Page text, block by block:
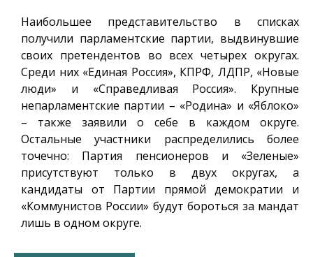
Наибольшее представительство в списках
получили парламентские партии, выдвинувшие
своих претендентов во всех четырех округах.
Среди них «Единая Россия», КПРФ, ЛДПР, «Новые
люди» и «Справедливая Россия». Крупные
непарламентские партии – «Родина» и «Яблоко»
– также заявили о себе в каждом округе.
Остальные участники распределились более
точечно: Партия пенсионеров и «Зеленые»
присутствуют только в двух округах, а
кандидаты от Партии прямой демократии и
«Коммунистов России» будут бороться за мандат
лишь в одном округе.